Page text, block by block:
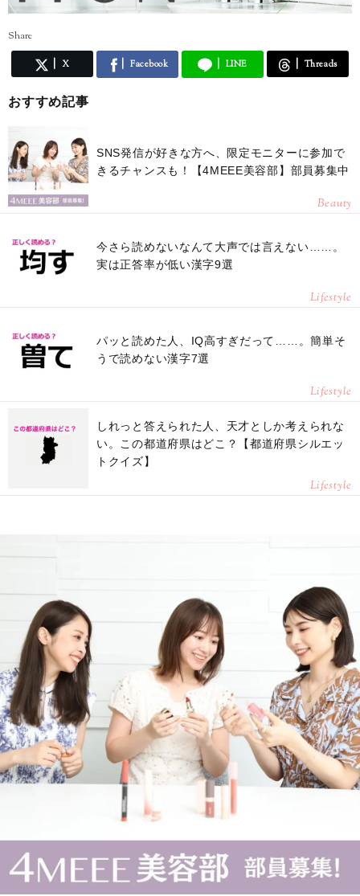
Share
X Facebook LINE Threads
おすすめ記事
SNS発信が好きな方へ、限定モニターに参加で
きるチャンスも！【4MEEE美容部】部員募集中
Beauty
今さら読めないなんて大声では言えない……。
実は正答率が低い漢字9選
Lifestyle
パッと読めた人、IQ高すぎだって……。簡単そ
うで読めない漢字7選
Lifestyle
しれっと答えられた人、天才としか考えられな
い。この都道府県はどこ？【都道府県シルエッ
トクイズ】
Lifestyle